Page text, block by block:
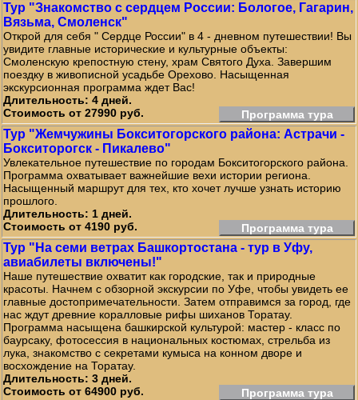
Тур "Знакомство с сердцем России: Бологое, Гагарин,
Вязьма, Смоленск"
Открой для себя " Сердце России" в 4 - дневном путешествии! Вы
увидите главные исторические и культурные объекты:
Смоленскую крепостную стену, храм Святого Духа. Завершим
поездку в живописной усадьбе Орехово. Насыщенная
экскурсионная программа ждет Вас!
Длительность: 4 дней.
Стоимость от 27990 руб.
Программа тура
Тур "Жемчужины Бокситогорского района: Астрачи -
Бокситорогск - Пикалево"
Увлекательное путешествие по городам Бокситогорского района.
Программа охватывает важнейшие вехи истории региона.
Насыщенный маршрут для тех, кто хочет лучше узнать историю
прошлого.
Длительность: 1 дней.
Стоимость от 4190 руб.
Программа тура
Тур "На семи ветрах Башкортостана - тур в Уфу,
авиабилеты включены!"
Наше путешествие охватит как городские, так и природные
красоты. Начнем с обзорной экскурсии по Уфе, чтобы увидеть ее
главные достопримечательности. Затем отправимся за город, где
нас ждут древние коралловые рифы шиханов Торатау.
Программа насыщена башкирской культурой: мастер - класс по
баурсаку, фотосессия в национальных костюмах, стрельба из
лука, знакомство с секретами кумыса на конном дворе и
восхождение на Торатау.
Длительность: 3 дней.
Стоимость от 64900 руб.
Программа тура